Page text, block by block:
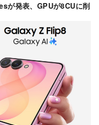
発表、GPUが8CUに削